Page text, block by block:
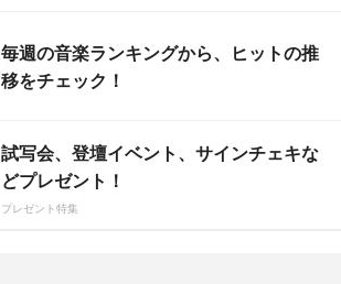
毎週の音楽ランキングから、ヒットの推
移をチェック！
試写会、登壇イベント、サインチェキな
どプレゼント！
プレゼント特集